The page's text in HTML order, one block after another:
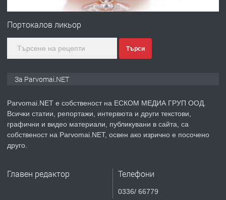
Първи поход "По стъпките на Ангел
преди 1 година
ПРЕДЛАГА Уроци по Математика
Портокалов ликьор
Търси
За Parvomai.NET
Parvomai.NET е собственост на ЕСКОМ МЕДИА ГРУП ООД.
Всички статии, репортажи, интервюта и други текстови,
графични и видео материали, публикувани в сайта, са
собственост на Parvomai.NET, освен ако изрично е посочено
друго.
Главен редактор Телефони
0336/ 66779